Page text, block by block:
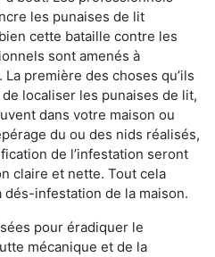
les punaises de lit
cette bataille contre les
sont amenés à
première des choses qu’ils
localiser les punaises de lit,
dans votre maison ou
du ou des nids réalisés,
de l’infestation seront
claire et nette. Tout cela
dés-infestation de la maison.
pour éradiquer le
mécanique et de la